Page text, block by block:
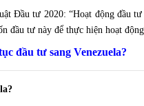
Đầu tư 2020: “Hoạt động đầu
đầu tư này để thực hiện hoạt
đầu tư sang Venezuela?